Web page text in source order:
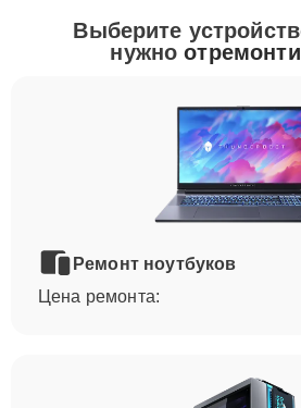
Выберите
нужно
Ремонт ноутбуков
Цена ремонта: